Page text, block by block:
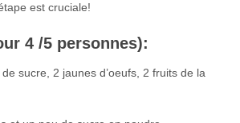
est cruciale!
4 /5 personnes):
sucre, 2 jaunes d’oeufs, 2 fruits de la